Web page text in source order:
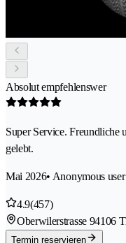
Absolut empfehlenswer
Super Service.
gelebt.
Mai 2026• Anonymous user
4.9(457)
Oberwilerstrasse 94106
Termin reservieren